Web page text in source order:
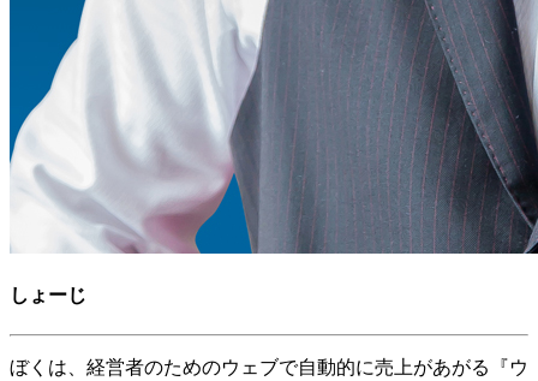
しょーじ
ぼくは、経営者のためのウェブで自動的に売上があがる『ウ